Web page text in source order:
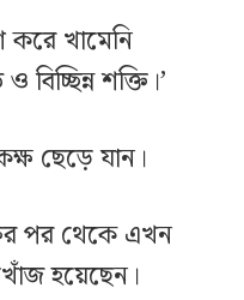
করে খামেনি
শক্তি।’
ছেড়ে যান।
পর থেকে এখন
হয়েছেন।